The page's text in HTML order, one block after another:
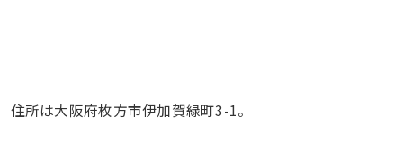
住所は大阪府枚方市伊加賀緑町3-1。